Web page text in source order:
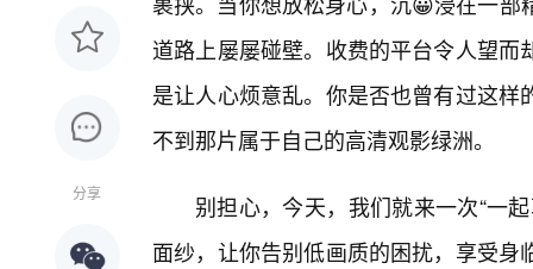
分享
道路上屡屡碰壁。收费的平台令人望
是让人心烦意乱。你是否也曾有过这
不到那片属于自己的高清观影绿洲。
别担心，今天，我们就来一次“一
面纱，让你告别低画质的困扰，享受